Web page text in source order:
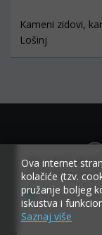
Allow
notifications to
Powered by
Kameni zidovi,
Lošinj
Ova internet
kolačiće (tzv.
pružanje boljeg
iskustva i
Saznaj više